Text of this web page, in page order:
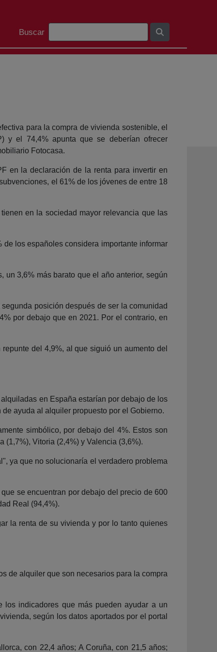
Bilaketa barra
Buscar
para la compra de vivienda sostenible, el
y el 74,4% apunta que se deberían ofrecer
Fotocasa.
en la declaración de la renta para invertir en
el 61% de los jóvenes de entre 18
en la sociedad mayor relevancia que las
los españoles considera importante informar
3,6% más barato que el año anterior, según
posición después de ser la comunidad
por debajo que en 2021. Por el contrario, en
del 4,9%, al que siguió un aumento del
en España estarían por debajo de los
ayuda al alquiler propuesto por el Gobierno.
simbólico, por debajo del 4%. Estos son
(1,7%), Vitoria (2,4%) y Valencia (3,6%).
ya que no solucionaría el verdadero problema
se encuentran por debajo del precio de 600
Real (94,4%).
la renta de su vivienda y por lo tanto quienes
de alquiler que son necesarios para la compra
indicadores que más pueden ayudar a un
según los datos aportados por el portal
con 22,4 años; A Coruña, con 21,5 años;